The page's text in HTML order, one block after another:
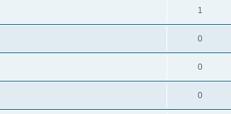
1
0
0
0